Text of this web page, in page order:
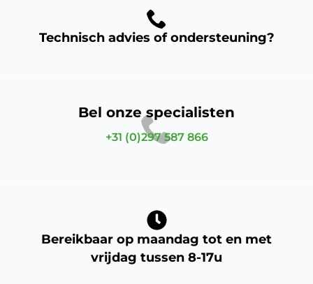
Technisch advies of ondersteuning?
Bel onze specialisten
+31 (0)297 587 866
Bereikbaar op maandag tot en met
vrijdag tussen 8-17u